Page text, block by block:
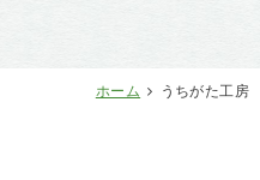
ホーム うちがた工